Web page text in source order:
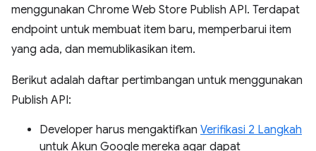
menggunakan Chrome Web Store Publish API. Terdapat
endpoint untuk membuat item baru, memperbarui item
yang ada, dan memublikasikan item.
Berikut adalah daftar pertimbangan untuk menggunakan
Publish API:
Developer harus mengaktifkan Verifikasi 2 Langkah
untuk Akun Google mereka agar dapat